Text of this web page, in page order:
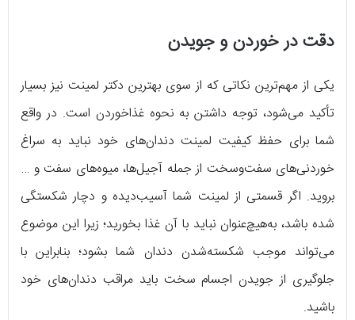
دقت در خوردن و جویدن
یکی از مهم‌ترین نکاتی که از سوی بهترین دکتر لمینت نیز بسیار
تأکید می‌شود، توجه داشتن به نحوه غذاخوردن است. در واقع
شما برای حفظ کیفیت لمینت دندان‌های خود نباید به سراغ
خوردنی‌های سفت‌وسخت از جمله آجیل‌ها، میوه‌های سفت و …
بروید. اگر قسمتی از لمینت شما آسیب‌دیده و دچار شکستگی
شده باشد، به‌هیچ‌عنوان نباید با آن غذا بخورید؛ زیرا این موضوع
می‌تواند موجب شکسته‌شدن دندان شما بشود؛ بنابراین با
جلوگیری از جویدن اجسام سخت باید مراقب دندان‌های خود
باشید.